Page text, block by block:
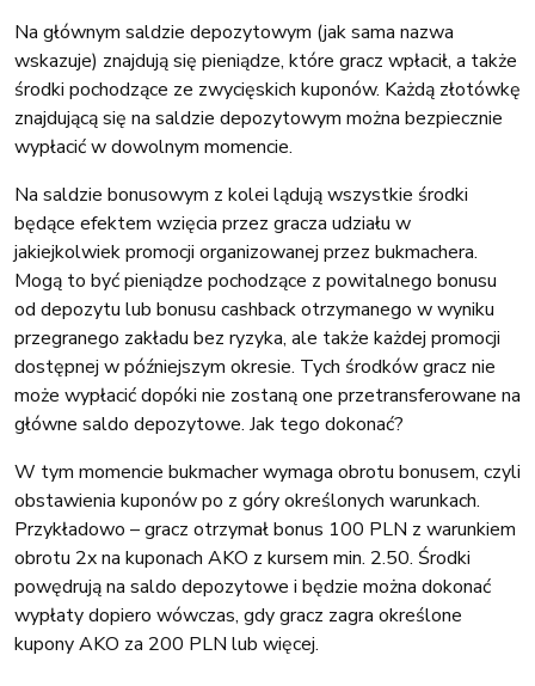
Na głównym saldzie depozytowym (jak sama nazwa
wskazuje) znajdują się pieniądze, które gracz wpłacił, a także
środki pochodzące ze zwycięskich kuponów. Każdą złotówkę
znajdującą się na saldzie depozytowym można bezpiecznie
wypłacić w dowolnym momencie.
Na saldzie bonusowym z kolei lądują wszystkie środki
będące efektem wzięcia przez gracza udziału w
jakiejkolwiek promocji organizowanej przez bukmachera.
Mogą to być pieniądze pochodzące z powitalnego bonusu
od depozytu lub bonusu cashback otrzymanego w wyniku
przegranego zakładu bez ryzyka, ale także każdej promocji
dostępnej w późniejszym okresie. Tych środków gracz nie
może wypłacić dopóki nie zostaną one przetransferowane na
główne saldo depozytowe. Jak tego dokonać?
W tym momencie bukmacher wymaga obrotu bonusem, czyli
obstawienia kuponów po z góry określonych warunkach.
Przykładowo – gracz otrzymał bonus 100 PLN z warunkiem
obrotu 2x na kuponach AKO z kursem min. 2.50. Środki
powędrują na saldo depozytowe i będzie można dokonać
wypłaty dopiero wówczas, gdy gracz zagra określone
kupony AKO za 200 PLN lub więcej.